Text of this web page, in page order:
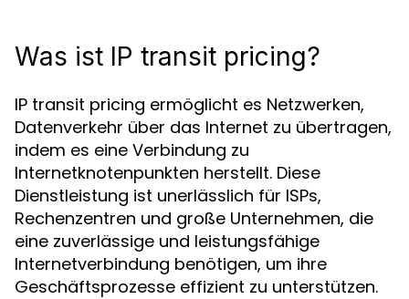
Was ist IP transit pricing?
IP transit pricing ermöglicht es Netzwerken,
Datenverkehr über das Internet zu übertragen,
indem es eine Verbindung zu
Internetknotenpunkten herstellt. Diese
Dienstleistung ist unerlässlich für ISPs,
Rechenzentren und große Unternehmen, die
eine zuverlässige und leistungsfähige
Internetverbindung benötigen, um ihre
Geschäftsprozesse effizient zu unterstützen.